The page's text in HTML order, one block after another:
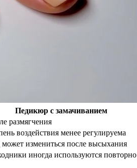
Педикюр с замачиванием
размягчения
воздействия менее регулируема
измениться после высыхания
иногда используются повторно